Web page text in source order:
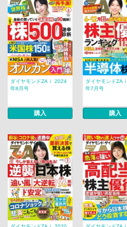
ダイヤモンドZAｉ 2024
年8月号
購入
ダイヤモンドZA
年7月号
購入